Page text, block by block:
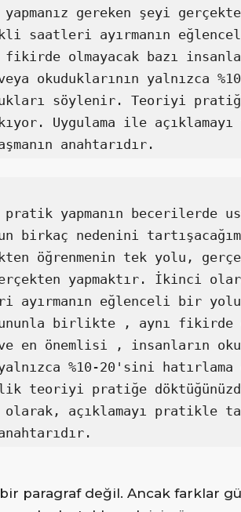
yapmanız gereken şeyi
saatleri ayırmanın
olmayacak bazı
okuduklarının yalnızca
söylenir. Teoriyi pratiğe
Uygulama ile
anahtarıdır.
yapmanın becerilerde
birkaç nedenini
öğrenmenin tek yolu, gerçek
yapmaktır. İkinci
ayırmanın eğlenceli bir
birlikte , aynı fikirde
ve en önemlisi , insanların
%10-20'sini
teoriyi pratiğe
olarak, açıklamayı pratikle
paragraf değil. Ancak farklar